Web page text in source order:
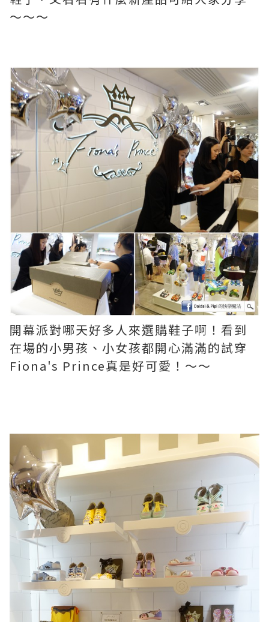
～～～
開幕派對哪天好多人來選購鞋子啊！看到
在場的小男孩、小女孩都開心滿滿的試穿
Fiona's Prince真是好可愛！～～